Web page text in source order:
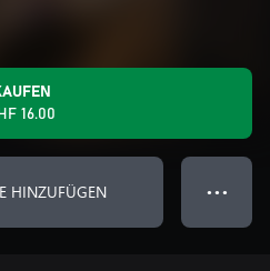
16.00
HINZUFÜGEN ● ● ●